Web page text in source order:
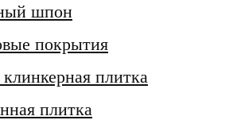
шпон
покрытия
плитка
плитка